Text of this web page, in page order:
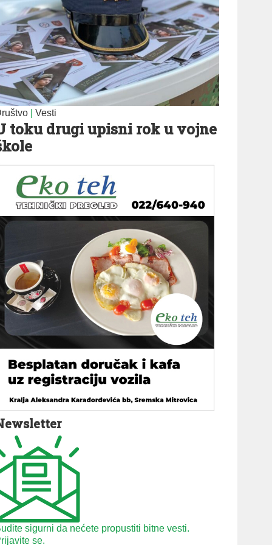
Vesti
toku drugi upisni rok u vojne
sigurni da nećete propustiti bitne vesti.
se.